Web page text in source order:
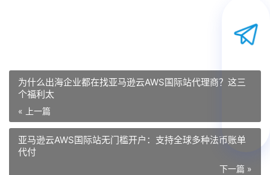
为什么出海企业都在找亚马逊云AWS国际站代理商？这三
个福利太
« 上一篇
亚马逊云AWS国际站无门槛开户：支持全球多种法币账单
代付
下一篇 »